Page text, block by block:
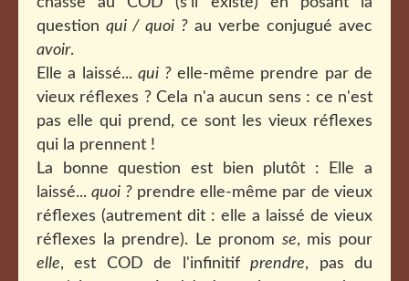
questionqui / quoi ?au verbe conjugué avec
avoir.
Elle a laissé...qui ?elle-même prendre par de
vieux réflexes ? Cela n'a aucun sens : ce n'est
pas elle qui prend, ce sont les vieux réflexes
qui la prennent !
La bonne question est bien plutôt : Elle a
laissé...quoi ?prendre elle-même par de vieux
réflexes (autrement dit : elle a laissé de vieux
réflexes la prendre). Le pronom se, mis pour
elle, est COD de l'infinitifprendre, pas du